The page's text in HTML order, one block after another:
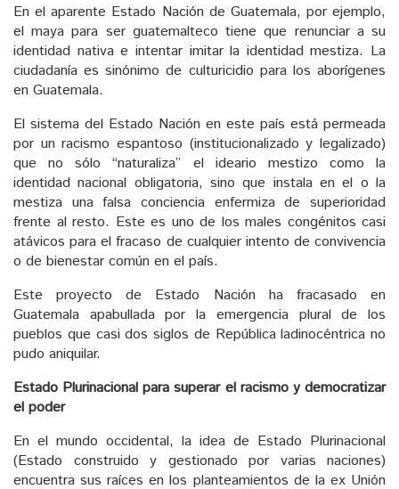
En el aparente Estado Nación de Guatemala, por ejemplo,
el maya para ser guatemalteco tiene que renunciar a su
identidad nativa e intentar imitar la identidad mestiza. La
ciudadanía es sinónimo de culturicidio para los aborígenes
en Guatemala.
El sistema del Estado Nación en este país está permeada
por un racismo espantoso (institucionalizado y legalizado)
que no sólo “naturaliza” el ideario mestizo como la
identidad nacional obligatoria, sino que instala en el o la
mestiza una falsa conciencia enfermiza de superioridad
frente al resto. Este es uno de los males congénitos casi
atávicos para el fracaso de cualquier intento de convivencia
o de bienestar común en el país.
Este proyecto de Estado Nación ha fracasado en
Guatemala apabullada por la emergencia plural de los
pueblos que casi dos siglos de República ladinocéntrica no
pudo aniquilar.
Estado Plurinacional para superar el racismo y democratizar
el poder
En el mundo occidental, la idea de Estado Plurinacional
(Estado construido y gestionado por varias naciones)
encuentra sus raíces en los planteamientos de la ex Unión